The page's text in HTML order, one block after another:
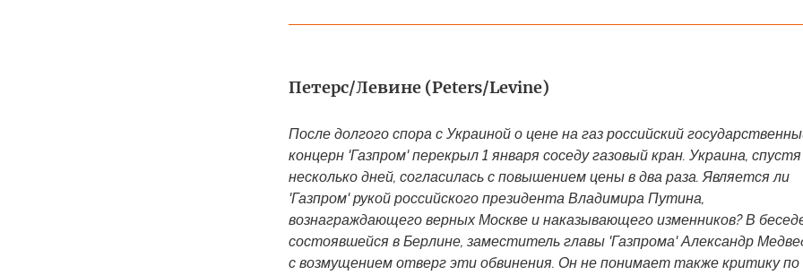
Петерс/Левине (Peters/Levine)
После долгого спора с Украиной о цене на газ российский
концерн 'Газпром' перекрыл 1 января соседу газовый кран. Украина, спустя
несколько дней, согласилась с повышением цены в два раза. Является ли
'Газпром' рукой российского президента Владимира Путина,
вознаграждающего верных Москве и наказывающего изменников? В
состоявшейся в Берлине, заместитель главы 'Газпрома' Александр
с возмущением отверг эти обвинения. Он не понимает также критику по